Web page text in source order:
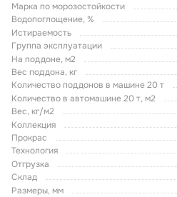
Марка по морозостойкости
Водопоглощение, %
Истираемость
Группа эксплуатации
На поддоне, м2
Вес поддона, кг
Количество поддонов в машине 20 т
Количество в автомашине 20 т, м2
Вес, кг/м2
Коллекция
Прокрас
Технология
Отгрузка
Склад
Размеры, мм